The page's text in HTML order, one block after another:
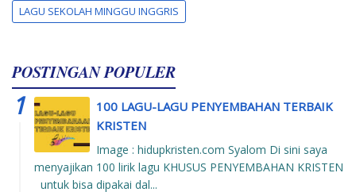
LAGU SEKOLAH MINGGU INGGRIS
POSTINGAN POPULER
100 LAGU-LAGU PENYEMBAHAN TERBAIK
KRISTEN
Image : hidupkristen.com Syalom Di sini saya
menyajikan 100 lirik lagu KHUSUS PENYEMBAHAN KRISTEN
untuk bisa dipakai dal...